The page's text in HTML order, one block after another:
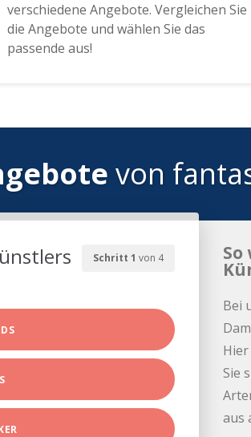
verschiedene Angebote. Vergleichen Sie
die Angebote und wählen Sie das
passende aus!
von
Schritt 1 von 4 So
Bei
Sie
aus